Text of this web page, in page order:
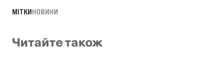
МІТКИНОВИНИ
Читайте також